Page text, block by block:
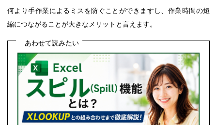
何より手作業によるミスを防ぐことができますし、作業時間の短
縮につながることが大きなメリットと言えます。
あわせて読みたい